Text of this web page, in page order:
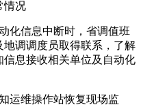
情况
信息中断时，省调值班
调调度员取得联系，了解
息接收相关单位及自动化
维操作站恢复现场监